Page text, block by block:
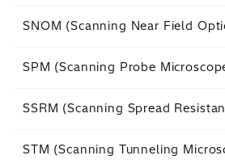
SNOM (Scanning Near Field
SPM (Scanning Probe
SSRM (Scanning Spread
STM (Scanning Tunneling